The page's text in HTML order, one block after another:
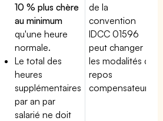
10 % plus chère
au minimum
qu'une heure
normale.
Le total des
heures
supplémentaires
par an par
salarié ne doit
de la
convention
IDCC 01596
peut changer
les modalités du
repos
compensateur.